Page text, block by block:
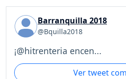
Barranquilla 2018
@Bquilla2018
¡@hitrenteria encen...
Ver tweet